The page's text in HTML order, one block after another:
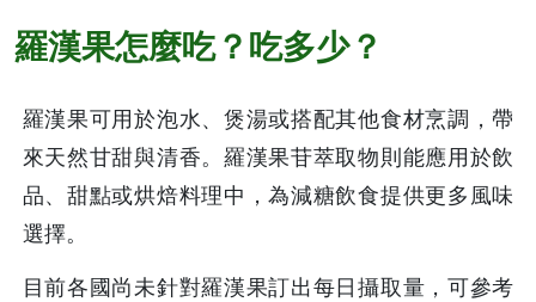
羅漢果怎麼吃？吃多少？
羅漢果可用於泡水、煲湯或搭配其他食材烹調，帶
來天然甘甜與清香。羅漢果苷萃取物則能應用於飲
品、甜點或烘焙料理中，為減糖飲食提供更多風味
選擇。
目前各國尚未針對羅漢果訂出每日攝取量，可參考